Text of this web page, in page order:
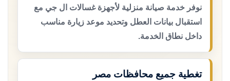
نوفر خدمة صيانة منزلية لأجهزة غسالات ال جي مع
استقبال بيانات العطل وتحديد موعد زيارة مناسب
داخل نطاق الخدمة.
تغطية جميع محافظات مصر